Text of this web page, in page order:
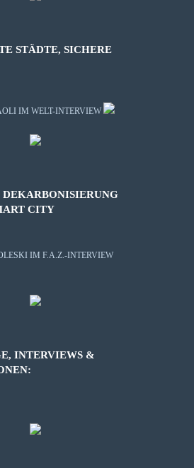
STÄDTE, SICHERE
IM WELT-INTERVIEW
CITY
IM F.A.Z.-INTERVIEW
INTERVIEWS &